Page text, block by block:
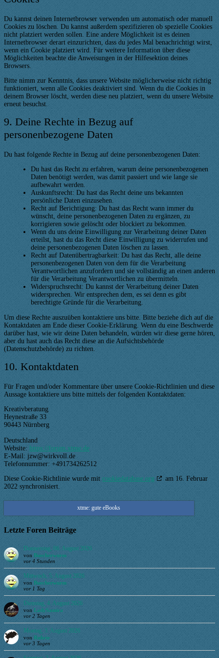
Du kannst deinen Internetbrowser verwenden um automatisch oder manuell
Cookies zu löschen. Du kannst außerdem spezifizieren ob spezielle Cookies
nicht platziert werden sollen. Eine andere Möglichkeit ist es deinen
Internetbrowser derart einzurichten, dass du jedes Mal benachrichtigt wirst,
wenn ein Cookie platziert wird. Für weitere Information über diese
Möglichkeiten beachte die Anweisungen in der Hilfesektion deines
Browsers.
Bitte nimm zur Kenntnis, dass unsere Website möglicherweise nicht richtig
funktioniert, wenn alle Cookies deaktiviert sind. Wenn du die Cookies in
deinem Browser löscht, werden diese neu platziert, wenn du unsere Website
erneut besuchst.
9. Deine Rechte in Bezug auf
personenbezogene Daten
Du hast folgende Rechte in Bezug auf deine personenbezogenen Daten:
Du hast das Recht zu erfahren, warum deine personenbezogenen
Daten benötigt werden, was damit passiert und wie lange sie
aufbewahrt werden.
Auskunftsrecht: Du hast das Recht deine uns bekannten
persönliche Daten einzusehen.
Recht auf Berichtigung: Du hast das Recht wann immer du
wünscht, deine personenbezogenen Daten zu ergänzen, zu
korrigieren sowie gelöscht oder blockiert zu bekommen.
Wenn du uns deine Einwilligung zur Verarbeitung deiner Daten
erteilst, hast du das Recht diese Einwilligung zu widerrufen und
deine personenbezogenen Daten löschen zu lassen.
Recht auf Datenübertragbarkeit: Du hast das Recht, alle deine
personenbezogenen Daten von dem für die Verarbeitung
Verantwortlichen anzufordern und sie vollständig an einen anderen
für die Verarbeitung Verantwortlichen zu übermitteln.
Widerspruchsrecht: Du kannst der Verarbeitung deiner Daten
widersprechen. Wir entsprechen dem, es sei denn es gibt
berechtigte Gründe für die Verarbeitung.
Um diese Rechte auszuüben kontaktiere uns bitte. Bitte beziehe dich auf die
Kontaktdaten am Ende dieser Cookie-Erklärung. Wenn du eine Beschwerde
darüber hast, wie wir deine Daten behandeln, würden wir diese gerne hören,
aber du hast auch das Recht diese an die Aufsichtsbehörde
(Datenschutzbehörde) zu richten.
10. Kontaktdaten
Für Fragen und/oder Kommentare über unsere Cookie-Richtlinien und diese
Aussage kontaktiere uns bitte mittels der folgenden Kontaktdaten:
Kreativberatung
Heynestraße 33
90443 Nürnberg
Deutschland
Website:https://forum.xtme.de
E-Mail: jzw@wirkvoll.de
Telefonnummer: +491734262512
Diese Cookie-Richtlinie wurde mit cookiedatabase.org
am 16. Februar
2022 synchronisiert.
xtme: gute eBooks
Letzte Foren Beiträge
Donnerstag, 06. August 2026
von Buecherwurm
vor 4 Stunden
Mittwoch, 5. August 2026
von Buecherwurm
vor 1 Tag
Dienstag, 4. August 2026
von LadySamira
vor 2 Tagen
Montag, 3. August 2026
von Ruhrie
vor 3 Tagen